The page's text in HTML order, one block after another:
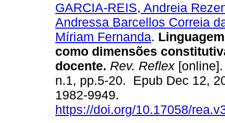
GARCIA-REIS, Andreia
Andressa Barcellos Correia
Míriam Fernanda.
como dimensões
docente. Rev. Reflex
n.1, pp.5-20. Epub Dec 12,
1982-9949.
https://doi.org/10.17058/